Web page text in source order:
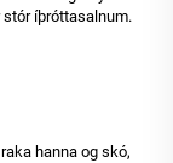
íþróttasalnum.
hanna og skó,